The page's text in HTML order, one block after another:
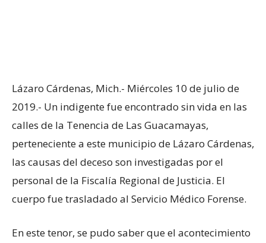
Lázaro Cárdenas, Mich.- Miércoles 10 de julio de
2019.- Un indigente fue encontrado sin vida en las
calles de la Tenencia de Las Guacamayas,
perteneciente a este municipio de Lázaro Cárdenas,
las causas del deceso son investigadas por el
personal de la Fiscalía Regional de Justicia. El
cuerpo fue trasladado al Servicio Médico Forense.
En este tenor, se pudo saber que el acontecimiento